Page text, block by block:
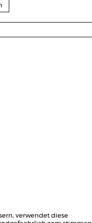
verwendet diese